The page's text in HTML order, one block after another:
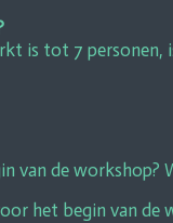
is tot 7 personen,
van de
het begin van